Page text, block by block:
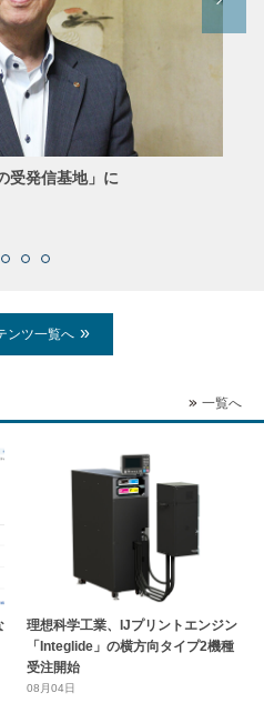
受発信基地」に
ンツ一覧へ
一覧へ
理想科学工業、IJプリントエンジン
「Integlide」の横方向タイプ2機種
受注開始
08月04日